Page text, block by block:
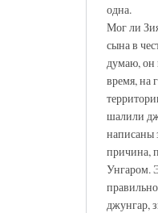
одна.
Мог ли
сына в
думаю, он
время, на
шалили
написаны
причина,
Унгаром.
джунгар,